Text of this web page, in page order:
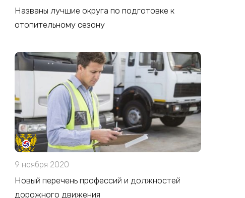
Названы лучшие округа по подготовке к
отопительному сезону
9 ноября 2020
Новый перечень профессий и должностей
дорожного движения